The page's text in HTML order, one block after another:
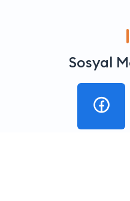
Sosyal